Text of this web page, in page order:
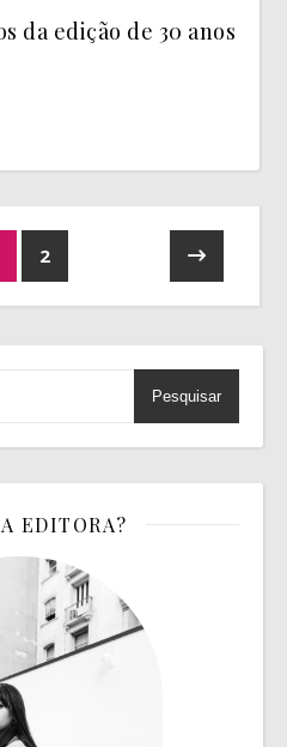
da edição de 30 anos
2
Pesquisar
EDITORA?